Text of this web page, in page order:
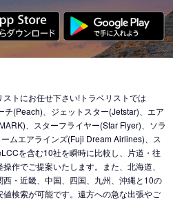
ウィーン (オーストリア)
バンクーバー (カナダ)
シカゴ (アメリカ)
ロサンゼルス (アメリカ)
ミネアポリス (アメリカ)
トロント (カナダ)
コナ-ハワイ島 (ハワイ)
（エジプト） (エジプト)
国) 東京 (成田国際空港)→香港 (香港)
(インド)
(アラブ首長国)
ジャカルタ (インドネシア)
(インドネシア)
ィ（フィジー） (フィジー)
ルンプール (マレーシア)
トにお任せ下さい!トラベリストでは
(Peach)、ジェットスター(Jetstar)、エア
、スターフライヤー(Star Flyer)、ソラ
ムエアラインズ(Fuji Dream Airlines)、ス
を含む10社を瞬時に比較し、片道・往
作でご提案いたします。また、北海道、
・近畿、中国、四国、九州、沖縄と10の
検索が可能です。遠方への急な出張やご